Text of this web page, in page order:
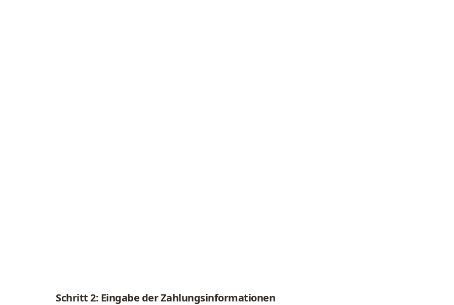
Schritt 2: Eingabe der Zahlungsinformationen